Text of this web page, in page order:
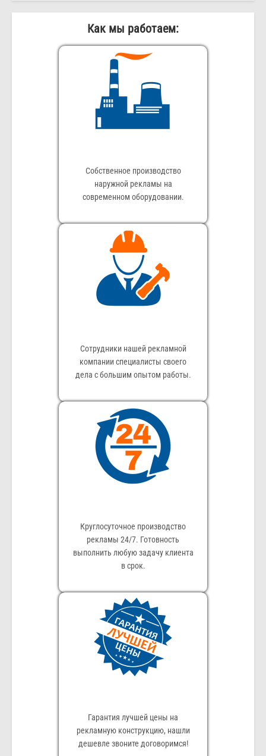
Как мы работаем:
Собственное производство
наружной рекламы на
современном оборудовании.
Сотрудники нашей рекламной
компании специалисты своего
дела с большим опытом работы.
Круглосуточное производство
рекламы 24/7. Готовность
выполнить любую задачу клиента
в срок.
Гарантия лучшей цены на
рекламную конструкцию, нашли
дешевле звоните договоримся!